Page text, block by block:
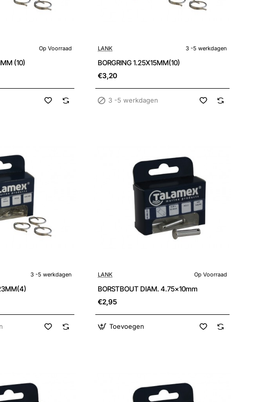
Op Voorraad
(10)
3 -5 werkdagen
LANK 3 -5 werkdagen
BORGRING 1.25X15MM(10)
€3,20
3 -5 werkdagen
3 -5 werkdagen LANK Op Voorraad
BORSTBOUT DIAM. 4.75x10mm
€2,95
Toevoegen